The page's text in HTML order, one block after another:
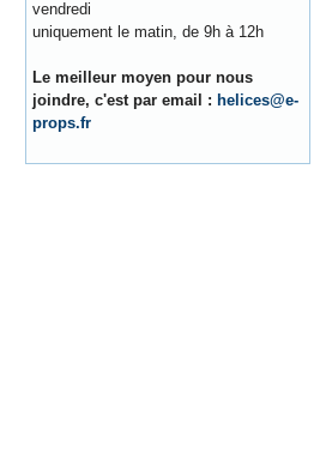
vendredi
uniquement le matin, de 9h à 12h
Le meilleur moyen pour nous
joindre, c'est par email : helices@e-
props.fr